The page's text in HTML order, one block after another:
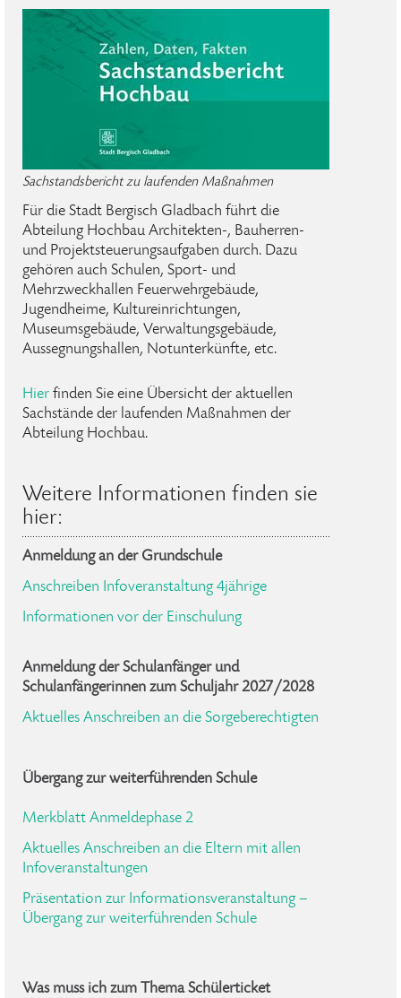
Sachstandsbericht zu laufenden Maßnahmen
Für die Stadt Bergisch Gladbach führt die
Abteilung Hochbau Architekten-, Bauherren-
und Projektsteuerungsaufgaben durch. Dazu
gehören auch Schulen, Sport- und
Mehrzweckhallen Feuerwehrgebäude,
Jugendheime, Kultureinrichtungen,
Museumsgebäude, Verwaltungsgebäude,
Aussegnungshallen, Notunterkünfte, etc.
Hier finden Sie eine Übersicht der aktuellen
Sachstände der laufenden Maßnahmen der
Abteilung Hochbau.
Weitere Informationen finden sie
hier:
Anmeldung an der Grundschule
Anschreiben Infoveranstaltung 4jährige
Informationen vor der Einschulung
Anmeldung der Schulanfänger und
Schulanfängerinnen zum Schuljahr 2027/2028
Aktuelles Anschreiben an die Sorgeberechtigten
Übergang zur weiterführenden Schule
Merkblatt Anmeldephase 2
Aktuelles Anschreiben an die Eltern mit allen
Infoveranstaltungen
Präsentation zur Informationsveranstaltung –
Übergang zur weiterführenden Schule
Was muss ich zum Thema Schülerticket